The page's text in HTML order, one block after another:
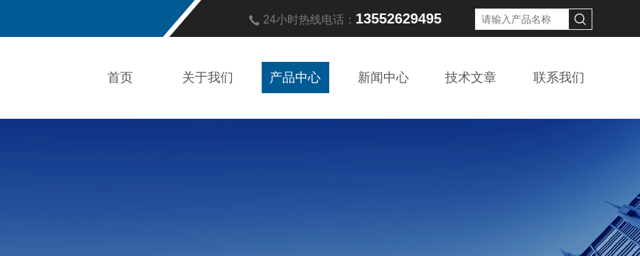
24小时热线电话： 13552629495
首页 关于我们 产品中心 新闻中心 技术文章 联系我们